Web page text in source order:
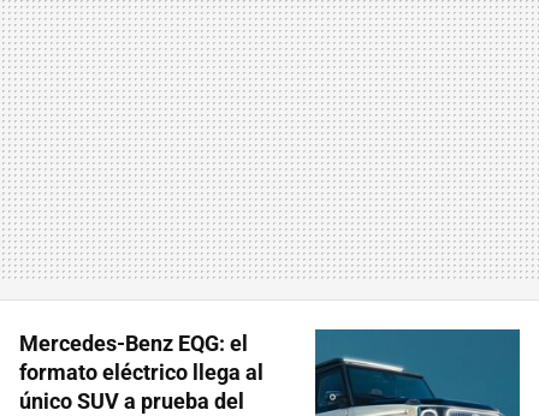
Mercedes-Benz EQG: el
formato eléctrico llega al
único SUV a prueba del